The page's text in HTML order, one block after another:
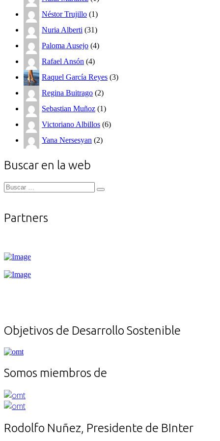
Néstor Trujillo (1)
Nuria Alberti (31)
Paloma Ausejo (4)
Rafael Ansón (4)
Raquel García Reyes (3)
Regina Buitrago (2)
Sebastian Muñoz (1)
Victoriano Albillos (6)
Yana Nersesyan (2)
Buscar en la web
Buscar
for:
Buscar
Partners
Objetivos de Desarrollo Sostenible
Somos miembros de
Rodolfo Nuñez, Presidente de BInter